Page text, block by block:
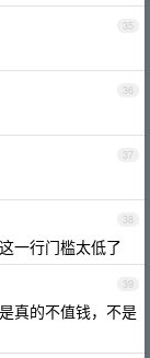
35
36
37
38
一行门槛太低了
39
真的不值钱，不是